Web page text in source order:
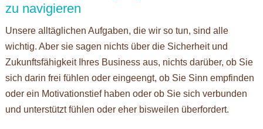
zu navigieren
Unsere alltäglichen Aufgaben, die wir so tun, sind alle
wichtig. Aber sie sagen nichts über die Sicherheit und
Zukunftsfähigkeit Ihres Business aus, nichts darüber, ob Sie
sich darin frei fühlen oder eingeengt, ob Sie Sinn empfinden
oder ein Motivationstief haben oder ob Sie sich verbunden
und unterstützt fühlen oder eher bisweilen überfordert.